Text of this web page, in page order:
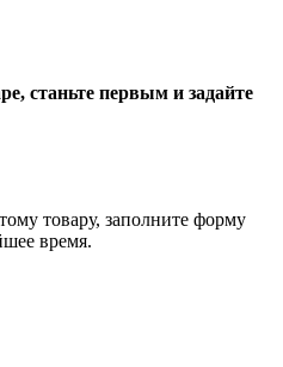
станьте первым и задайте
товару, заполните форму
время.